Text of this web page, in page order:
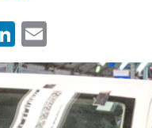
LinkedIn